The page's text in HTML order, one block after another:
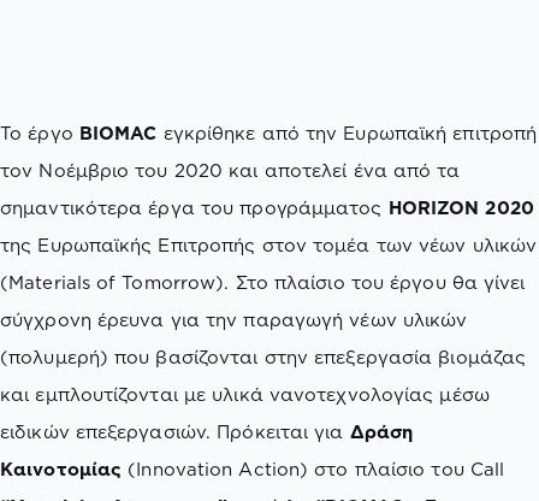
Το έργο BIOMAC εγκρίθηκε από την Ευρωπαϊκή επιτροπή
τον Νοέμβριο του 2020 και αποτελεί ένα από τα
σημαντικότερα έργα του προγράμματος HORIZON 2020
της Ευρωπαϊκής Επιτροπής στον τομέα των νέων υλικών
(Materials of Tomorrow). Στο πλαίσιο του έργου θα γίνει
σύγχρονη έρευνα για την παραγωγή νέων υλικών
(πολυμερή) που βασίζονται στην επεξεργασία βιομάζας
και εμπλουτίζονται με υλικά νανοτεχνολογίας μέσω
ειδικών επεξεργασιών. Πρόκειται για Δράση
Καινοτομίας (Innovation Action) στο πλαίσιο του Call